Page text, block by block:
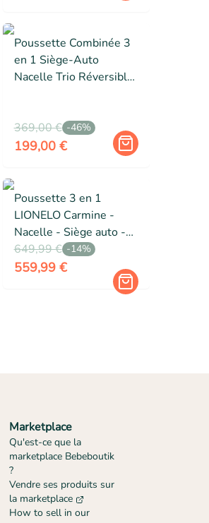
Poussette Combinée 3
en 1 Siège-Auto
Nacelle Trio Réversible
369,00 € -46%
199,00 €
Poussette 3 en 1
LIONELO Carmine -
Nacelle - Siège auto -
Sac à langer - Habillage
pluie - Accessoires -
Jusqu'à 22kg - Chocolat
649,99 € -14%
559,99 €
Marketplace
Qu'est-ce que la
marketplace Bebeboutik
?
Vendre ses produits sur
la marketplace
How to sell in our